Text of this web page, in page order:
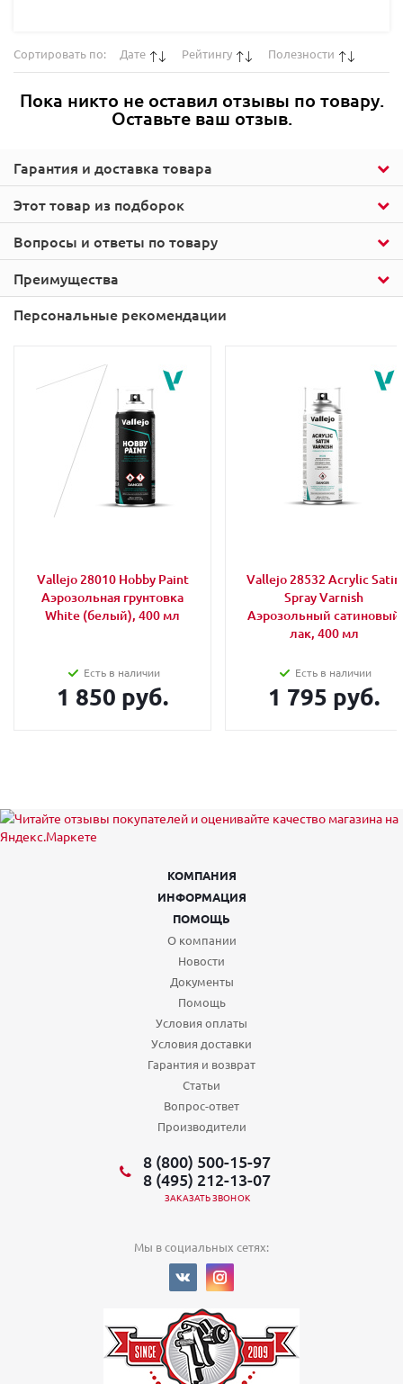
Этот товар из подборок
Гарантия и доставка товара
Сортировать по: Дате Рейтингу Полезности
Пока никто не оставил отзывы по товару.
Оставьте ваш отзыв.
Вопросы и ответы по товару
Преимущества
Персональные рекомендации
Vallejo 28010 Hobby Paint
Аэрозольная грунтовка
White (белый), 400 мл
Есть в наличии
1 850 руб.
Vallejo 28532 Acrylic Satin
Spray Varnish
Аэрозольный сатиновый
лак, 400 мл
Есть в наличии
1 795 руб.
КОМПАНИЯ
ИНФОРМАЦИЯ
ПОМОЩЬ
О компании
Новости
Документы
Помощь
Условия оплаты
Условия доставки
Гарантия и возврат
Статьи
Вопрос-ответ
Производители
8 (800) 500-15-97
8 (495) 212-13-07
ЗАКАЗАТЬ ЗВОНОК
Мы в социальных сетях: